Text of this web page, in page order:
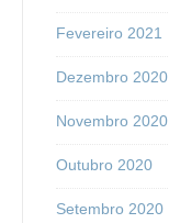
Fevereiro 2021
Dezembro 2020
Novembro 2020
Outubro 2020
Setembro 2020